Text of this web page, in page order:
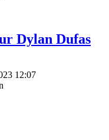
Dylan Dufas
12:07